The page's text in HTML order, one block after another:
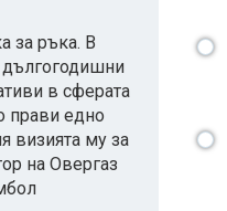
за ръка. В
дългогодишни
в сферата
прави едно
визията му за
на Овергаз